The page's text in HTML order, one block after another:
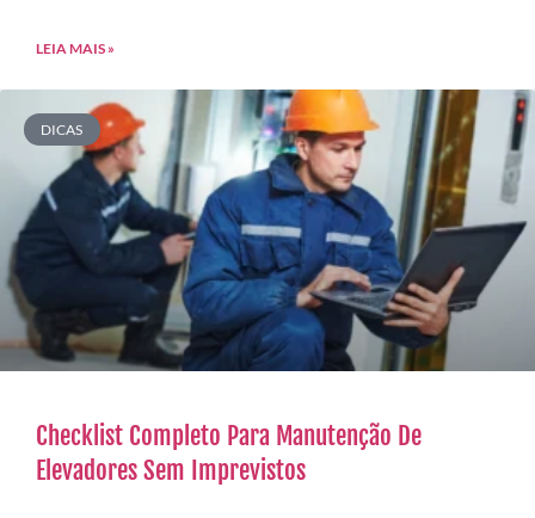
LEIA MAIS »
DICAS
Checklist Completo Para Manutenção De
Elevadores Sem Imprevistos